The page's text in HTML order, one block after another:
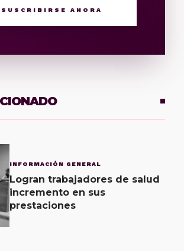
SUSCRIBIRSE AHORA
INFORMACIÓN GENERAL
Logran trabajadores de salud
incremento en sus
prestaciones